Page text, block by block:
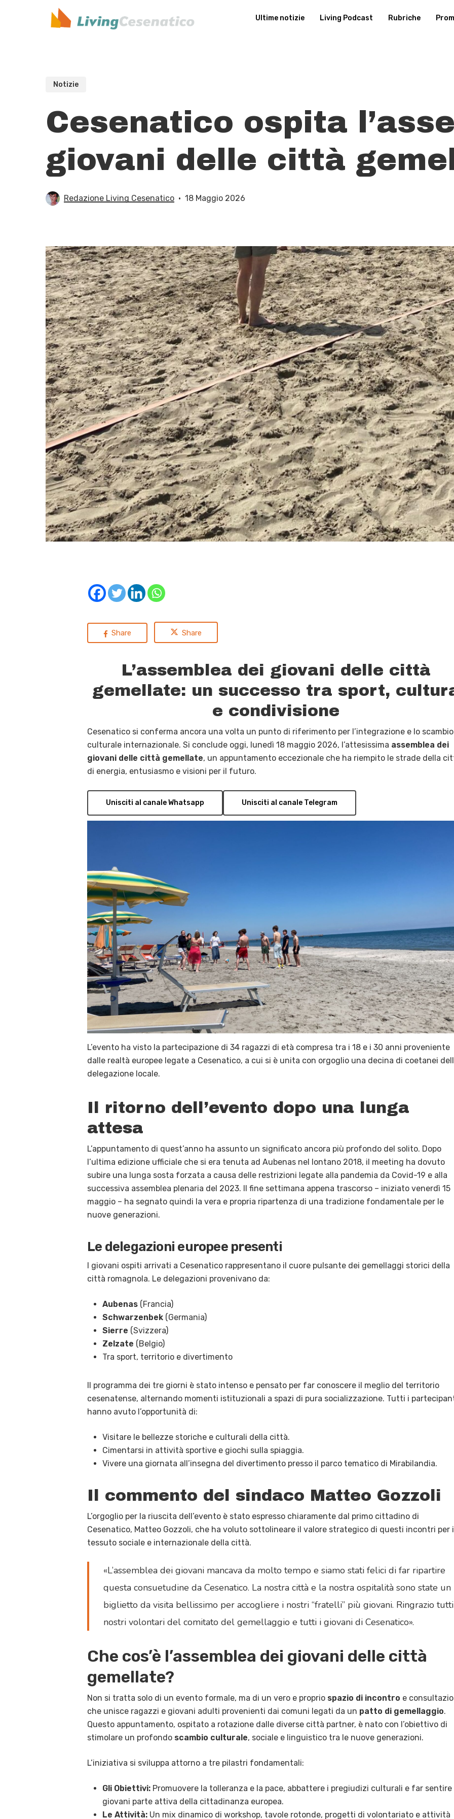
Ultime notizie Living Podcast Rubriche
Notizie
Cesenatico ospita
giovani delle città
Redazione Living Cesenatico 18 Maggio 2026
Share Share
L’assemblea dei giovani delle città
gemellate: un successo tra sport,
e condivisione
Cesenatico si conferma ancora una volta un punto di riferimento per l’integrazione e lo scambio
culturale internazionale. Si conclude oggi, lunedì 18 maggio 2026, l’attesissima assemblea dei
giovani delle città gemellate, un appuntamento eccezionale che ha riempito le strade della
di energia, entusiasmo e visioni per il futuro.
Unisciti al canale Whatsapp Unisciti al canale Telegram
L’evento ha visto la partecipazione di 34 ragazzi di età compresa tra i 18 e i 30 anni proveniente
dalle realtà europee legate a Cesenatico, a cui si è unita con orgoglio una decina di coetanei
delegazione locale.
Il ritorno dell’evento dopo una lunga
attesa
L’appuntamento di quest’anno ha assunto un significato ancora più profondo del solito. Dopo
l’ultima edizione ufficiale che si era tenuta ad Aubenas nel lontano 2018, il meeting ha dovuto
subire una lunga sosta forzata a causa delle restrizioni legate alla pandemia da Covid-19 e alla
successiva assemblea plenaria del 2023. Il fine settimana appena trascorso – iniziato venerdì 15
maggio – ha segnato quindi la vera e propria ripartenza di una tradizione fondamentale per le
nuove generazioni.
Le delegazioni europee presenti
I giovani ospiti arrivati a Cesenatico rappresentano il cuore pulsante dei gemellaggi storici della
città romagnola. Le delegazioni provenivano da:
Aubenas (Francia)
Schwarzenbek (Germania)
Sierre (Svizzera)
Zelzate (Belgio)
Tra sport, territorio e divertimento
Il programma dei tre giorni è stato intenso e pensato per far conoscere il meglio del territorio
cesenatense, alternando momenti istituzionali a spazi di pura socializzazione. Tutti i
hanno avuto l’opportunità di:
Visitare le bellezze storiche e culturali della città.
Cimentarsi in attività sportive e giochi sulla spiaggia.
Vivere una giornata all’insegna del divertimento presso il parco tematico di Mirabilandia.
Il commento del sindaco Matteo Gozzoli
L’orgoglio per la riuscita dell’evento è stato espresso chiaramente dal primo cittadino di
Cesenatico, Matteo Gozzoli, che ha voluto sottolineare il valore strategico di questi incontri per
tessuto sociale e internazionale della città.
«L’assemblea dei giovani mancava da molto tempo e siamo stati felici di far ripartire
questa consuetudine da Cesenatico. La nostra città e la nostra ospitalità sono state un
biglietto da visita bellissimo per accogliere i nostri “fratelli” più giovani. Ringrazio
nostri volontari del comitato del gemellaggio e tutti i giovani di Cesenatico».
Che cos’è l’assemblea dei giovani delle città
gemellate?
Non si tratta solo di un evento formale, ma di un vero e proprio spazio di incontro e
che unisce ragazzi e giovani adulti provenienti dai comuni legati da un patto di gemellaggio.
Questo appuntamento, ospitato a rotazione dalle diverse città partner, è nato con l’obiettivo di
stimolare un profondo scambio culturale, sociale e linguistico tra le nuove generazioni.
L’iniziativa si sviluppa attorno a tre pilastri fondamentali:
Gli Obiettivi: Promuovere la tolleranza e la pace, abbattere i pregiudizi culturali e far sentire
giovani parte attiva della cittadinanza europea.
Le Attività: Un mix dinamico di workshop, tavole rotonde, progetti di volontariato e attività